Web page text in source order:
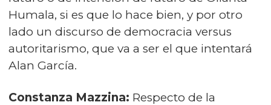
Humala, si es que lo hace bien, y por otro
lado un discurso de democracia versus
autoritarismo, que va a ser el que intentará
Alan García.
Constanza Mazzina: Respecto de la